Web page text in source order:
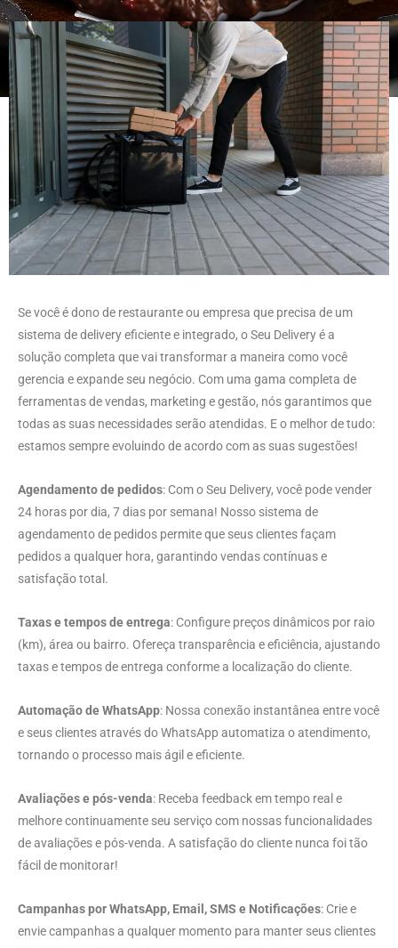
Se você é dono de restaurante ou empresa que precisa de um
sistema de delivery eficiente e integrado, o Seu Delivery é a
solução completa que vai transformar a maneira como você
gerencia e expande seu negócio. Com uma gama completa de
ferramentas de vendas, marketing e gestão, nós garantimos que
todas as suas necessidades serão atendidas. E o melhor de tudo:
estamos sempre evoluindo de acordo com as suas sugestões!
Agendamento de pedidos: Com o Seu Delivery, você pode vender
24 horas por dia, 7 dias por semana! Nosso sistema de
agendamento de pedidos permite que seus clientes façam
pedidos a qualquer hora, garantindo vendas contínuas e
satisfação total.
Taxas e tempos de entrega: Configure preços dinâmicos por raio
(km), área ou bairro. Ofereça transparência e eficiência, ajustando
taxas e tempos de entrega conforme a localização do cliente.
Automação de WhatsApp: Nossa conexão instantânea entre você
e seus clientes através do WhatsApp automatiza o atendimento,
tornando o processo mais ágil e eficiente.
Avaliações e pós-venda: Receba feedback em tempo real e
melhore continuamente seu serviço com nossas funcionalidades
de avaliações e pós-venda. A satisfação do cliente nunca foi tão
fácil de monitorar!
Campanhas por WhatsApp, Email, SMS e Notificações: Crie e
envie campanhas a qualquer momento para manter seus clientes